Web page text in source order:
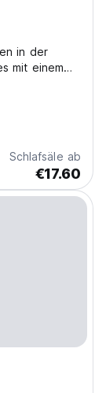
in der
mit einem
eröffnet
Schlafsäle ab
€17.60